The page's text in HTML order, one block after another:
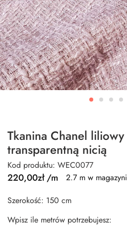
Tkanina Chanel
transparentną nicią
Kod produktu: WEC0077
220,00zł/m
2.7 m w
Szerokość: 150 cm
Wpisz ile metrów potrzebujesz: